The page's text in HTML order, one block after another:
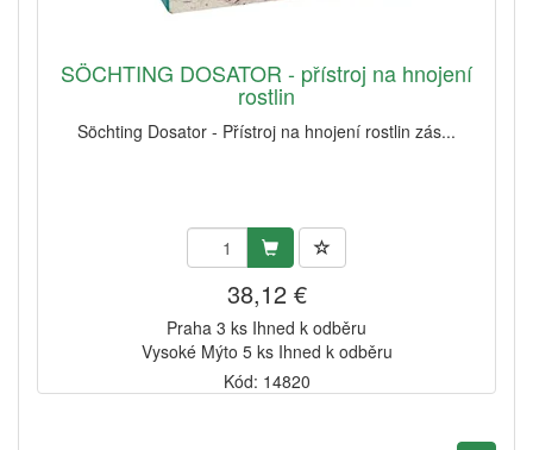
SÖCHTING DOSATOR - přístroj na hnojení
rostlin
Söchting Dosator - Přístroj na hnojení rostlin zás...
38,12 €
Praha 3 ks Ihned k odběru
Vysoké Mýto 5 ks Ihned k odběru
Kód: 14820